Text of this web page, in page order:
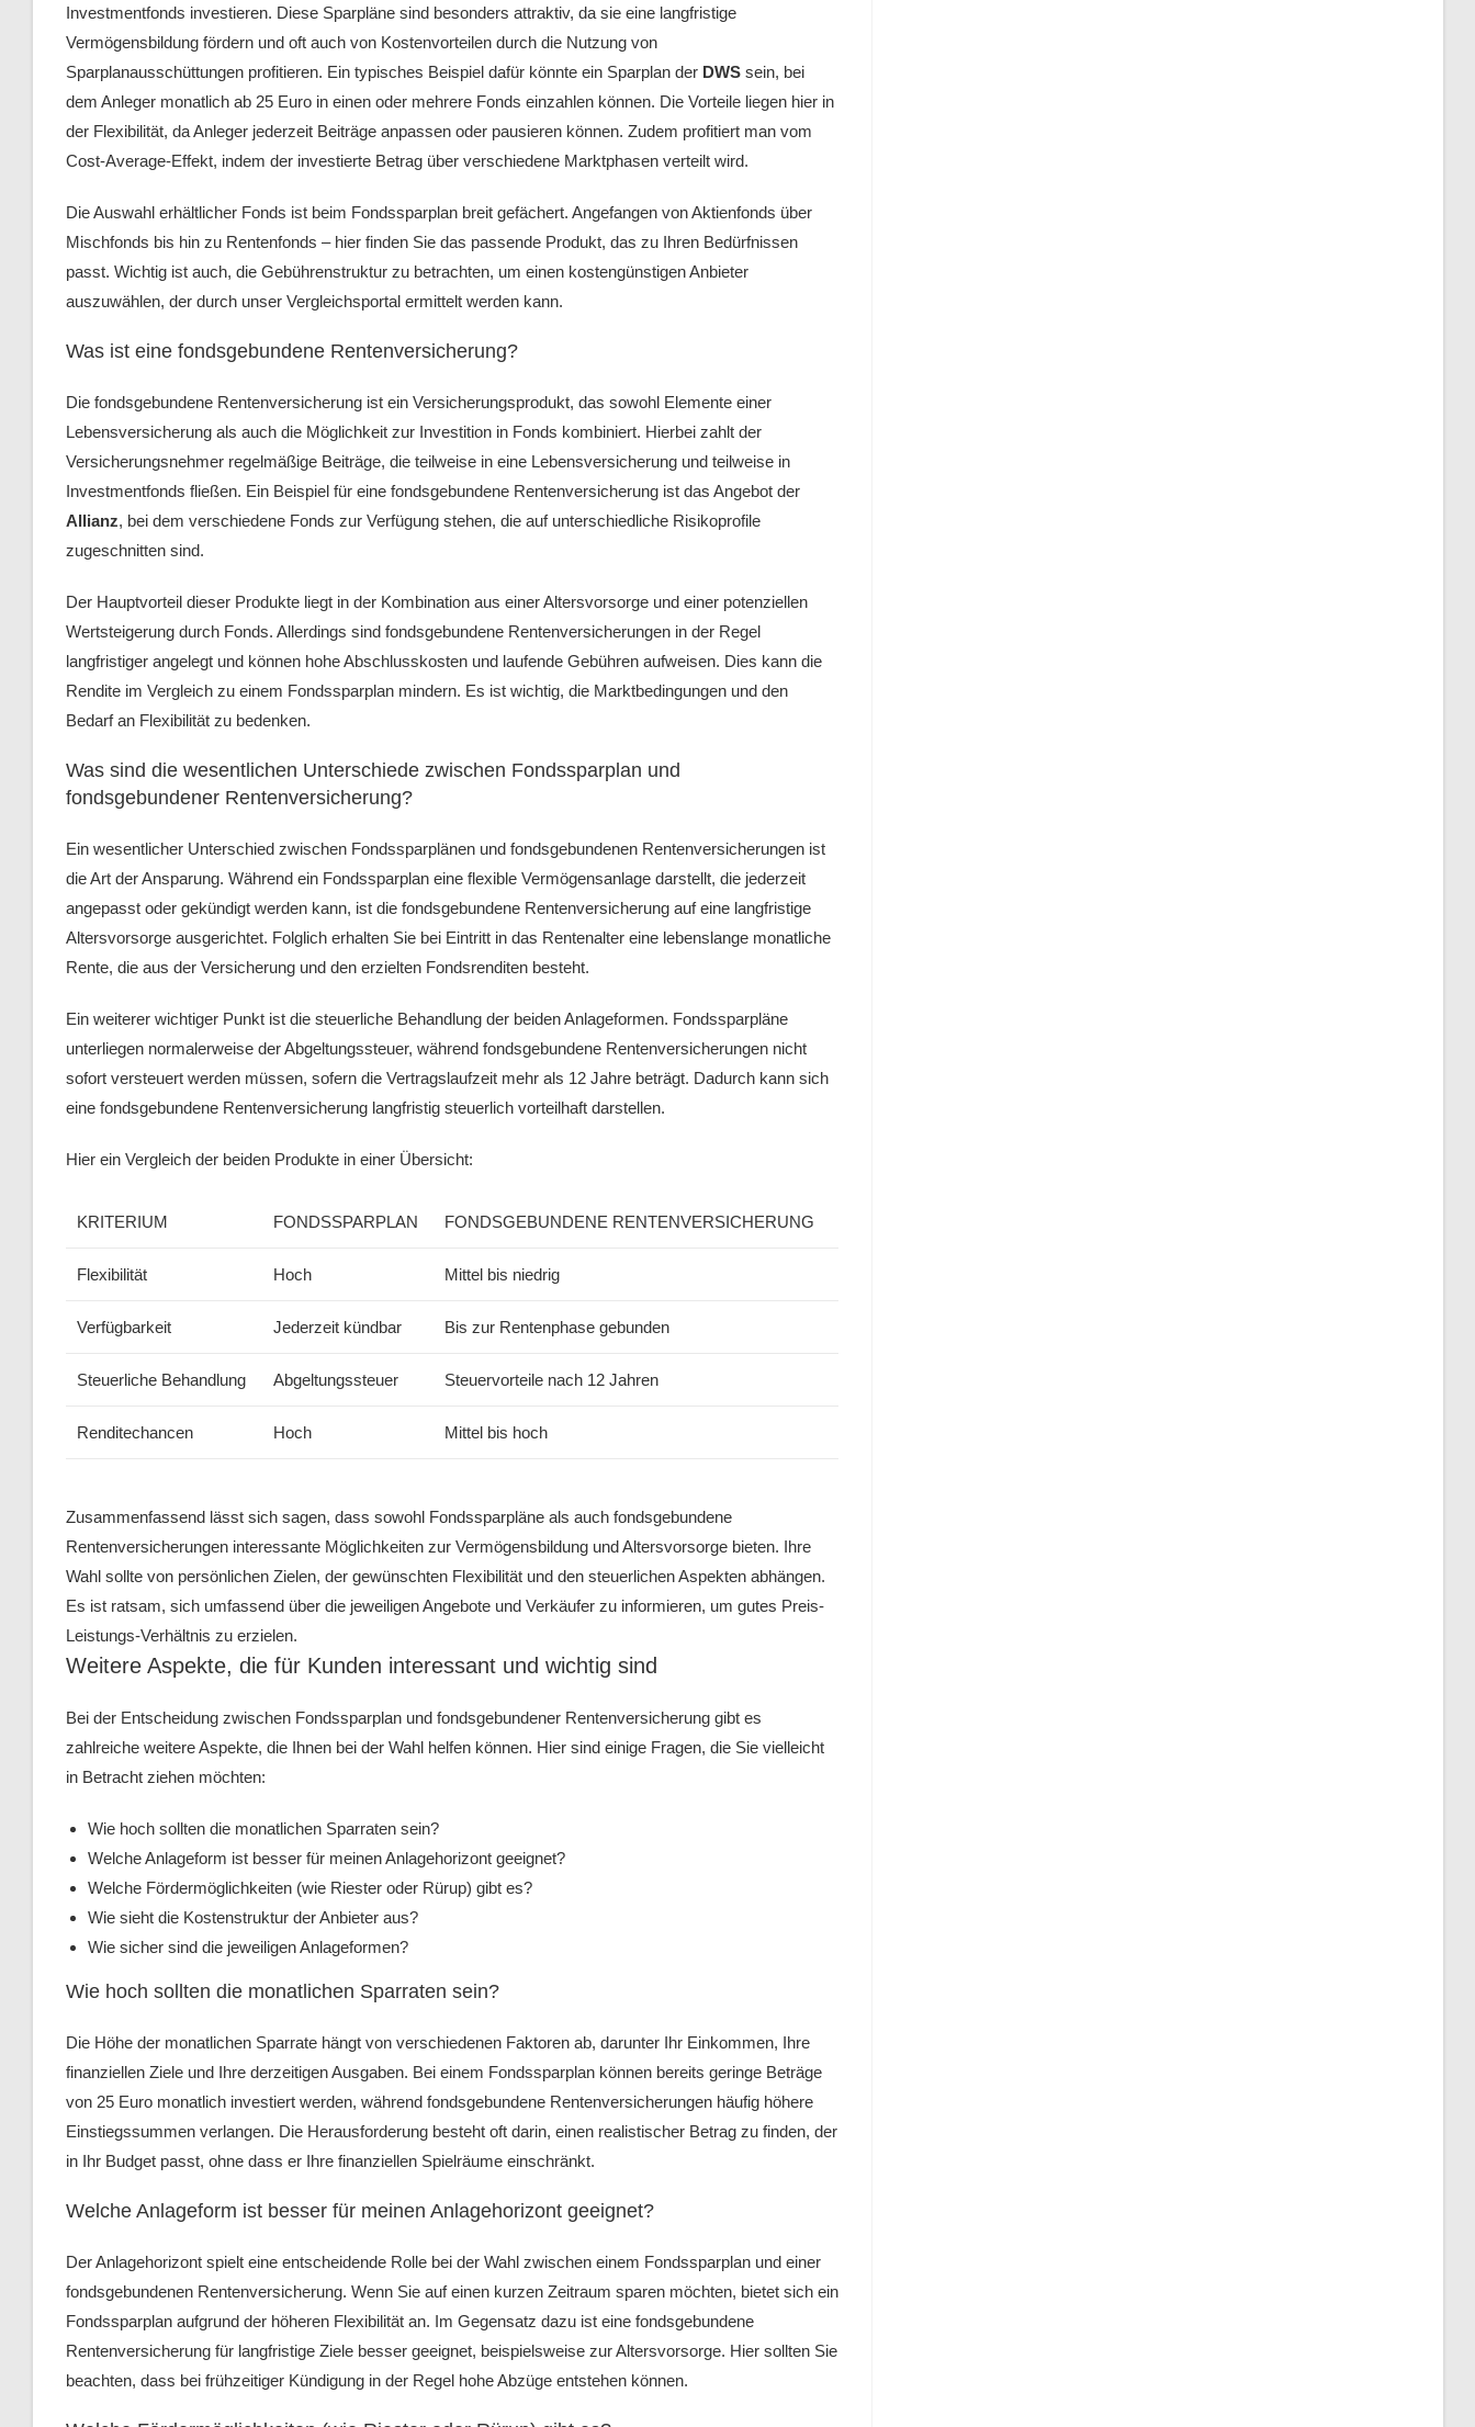
Investmentfonds investieren. Diese Sparpläne sind besonders attraktiv, da sie eine langfristige
Vermögensbildung fördern und oft auch von Kostenvorteilen durch die Nutzung von
Sparplanausschüttungen profitieren. Ein typisches Beispiel dafür könnte ein Sparplan der DWSsein, bei
dem Anleger monatlich ab 25 Euro in einen oder mehrere Fonds einzahlen können. Die Vorteile liegen hier in
der Flexibilität, da Anleger jederzeit Beiträge anpassen oder pausieren können. Zudem profitiert man vom
Cost-Average-Effekt, indem der investierte Betrag über verschiedene Marktphasen verteilt wird.
Die Auswahl erhältlicher Fonds ist beim Fondssparplan breit gefächert. Angefangen von Aktienfonds über
Mischfonds bis hin zu Rentenfonds – hier finden Sie das passende Produkt, das zu Ihren Bedürfnissen
passt. Wichtig ist auch, die Gebührenstruktur zu betrachten, um einen kostengünstigen Anbieter
auszuwählen, der durch unser Vergleichsportal ermittelt werden kann.
Was ist eine fondsgebundene Rentenversicherung?
Die fondsgebundene Rentenversicherung ist ein Versicherungsprodukt, das sowohl Elemente einer
Lebensversicherung als auch die Möglichkeit zur Investition in Fonds kombiniert. Hierbei zahlt der
Versicherungsnehmer regelmäßige Beiträge, die teilweise in eine Lebensversicherung und teilweise in
Investmentfonds fließen. Ein Beispiel für eine fondsgebundene Rentenversicherung ist das Angebot der
Allianz, bei dem verschiedene Fonds zur Verfügung stehen, die auf unterschiedliche Risikoprofile
zugeschnitten sind.
Der Hauptvorteil dieser Produkte liegt in der Kombination aus einer Altersvorsorge und einer potenziellen
Wertsteigerung durch Fonds. Allerdings sind fondsgebundene Rentenversicherungen in der Regel
langfristiger angelegt und können hohe Abschlusskosten und laufende Gebühren aufweisen. Dies kann die
Rendite im Vergleich zu einem Fondssparplan mindern. Es ist wichtig, die Marktbedingungen und den
Bedarf an Flexibilität zu bedenken.
Was sind die wesentlichen Unterschiede zwischen Fondssparplan und
fondsgebundener Rentenversicherung?
Ein wesentlicher Unterschied zwischen Fondssparplänen und fondsgebundenen Rentenversicherungen ist
die Art der Ansparung. Während ein Fondssparplan eine flexible Vermögensanlage darstellt, die jederzeit
angepasst oder gekündigt werden kann, ist die fondsgebundene Rentenversicherung auf eine langfristige
Altersvorsorge ausgerichtet. Folglich erhalten Sie bei Eintritt in das Rentenalter eine lebenslange monatliche
Rente, die aus der Versicherung und den erzielten Fondsrenditen besteht.
Ein weiterer wichtiger Punkt ist die steuerliche Behandlung der beiden Anlageformen. Fondssparpläne
unterliegen normalerweise der Abgeltungssteuer, während fondsgebundene Rentenversicherungen nicht
sofort versteuert werden müssen, sofern die Vertragslaufzeit mehr als 12 Jahre beträgt. Dadurch kann sich
eine fondsgebundene Rentenversicherung langfristig steuerlich vorteilhaft darstellen.
Hier ein Vergleich der beiden Produkte in einer Übersicht:
KRITERIUM FONDSSPARPLAN FONDSGEBUNDENE RENTENVERSICHERUNG
Flexibilität Hoch Mittel bis niedrig
Verfügbarkeit Jederzeit kündbar Bis zur Rentenphase gebunden
Steuerliche Behandlung Abgeltungssteuer Steuervorteile nach 12 Jahren
Renditechancen Hoch Mittel bis hoch
Zusammenfassend lässt sich sagen, dass sowohl Fondssparpläne als auch fondsgebundene
Rentenversicherungen interessante Möglichkeiten zur Vermögensbildung und Altersvorsorge bieten. Ihre
Wahl sollte von persönlichen Zielen, der gewünschten Flexibilität und den steuerlichen Aspekten abhängen.
Es ist ratsam, sich umfassend über die jeweiligen Angebote und Verkäufer zu informieren, um gutes Preis-
Leistungs-Verhältnis zu erzielen.
Weitere Aspekte, die für Kunden interessant und wichtig sind
Bei der Entscheidung zwischen Fondssparplan und fondsgebundener Rentenversicherung gibt es
zahlreiche weitere Aspekte, die Ihnen bei der Wahl helfen können. Hier sind einige Fragen, die Sie vielleicht
in Betracht ziehen möchten:
Wie hoch sollten die monatlichen Sparraten sein?
Welche Anlageform ist besser für meinen Anlagehorizont geeignet?
Welche Fördermöglichkeiten (wie Riester oder Rürup) gibt es?
Wie sieht die Kostenstruktur der Anbieter aus?
Wie sicher sind die jeweiligen Anlageformen?
Wie hoch sollten die monatlichen Sparraten sein?
Die Höhe der monatlichen Sparrate hängt von verschiedenen Faktoren ab, darunter Ihr Einkommen, Ihre
finanziellen Ziele und Ihre derzeitigen Ausgaben. Bei einem Fondssparplan können bereits geringe Beträge
von 25 Euro monatlich investiert werden, während fondsgebundene Rentenversicherungen häufig höhere
Einstiegssummen verlangen. Die Herausforderung besteht oft darin, einen realistischer Betrag zu finden, der
in Ihr Budget passt, ohne dass er Ihre finanziellen Spielräume einschränkt.
Welche Anlageform ist besser für meinen Anlagehorizont geeignet?
Der Anlagehorizont spielt eine entscheidende Rolle bei der Wahl zwischen einem Fondssparplan und einer
fondsgebundenen Rentenversicherung. Wenn Sie auf einen kurzen Zeitraum sparen möchten, bietet sich ein
Fondssparplan aufgrund der höheren Flexibilität an. Im Gegensatz dazu ist eine fondsgebundene
Rentenversicherung für langfristige Ziele besser geeignet, beispielsweise zur Altersvorsorge. Hier sollten Sie
beachten, dass bei frühzeitiger Kündigung in der Regel hohe Abzüge entstehen können.